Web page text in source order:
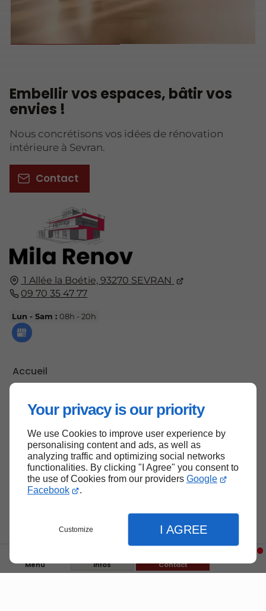
Your privacy is our priority
We use Cookies to improve user experience by
personalising content and ads, as well as
analyzing traffic and optimizing social networks
functionalities. By clicking "I Agree" you consent to
the use of Cookies from our providers Google
Facebook
.
Customize I AGREE
Menu Infos Contact
1 Allée la Boétie,93270 SEVRAN
09 70 35 47 77
Lun - Sam :08h - 20h
Accueil
Mentions légales
Plan du site
Embellir vos espaces, bâtir vos
envies !
Nous concrétisons vos idées de rénovation
intérieure à Sevran.
Contact
Haut de page